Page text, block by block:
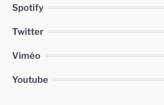
Spotify
Twitter
Viméo
Youtube